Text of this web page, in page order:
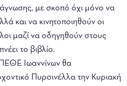
με σκοπό όχι μόνο να
και να κινητοποιηθούν οι
μαζί να οδηγηθούν στους
το βιβλίο.
Ιωαννίνων θα
Πυρσινέλλα την Κυριακή